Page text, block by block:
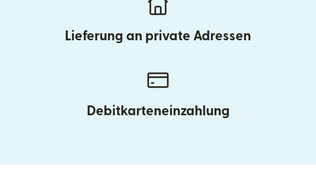
Lieferung an private Adressen
Debitkarteneinzahlung